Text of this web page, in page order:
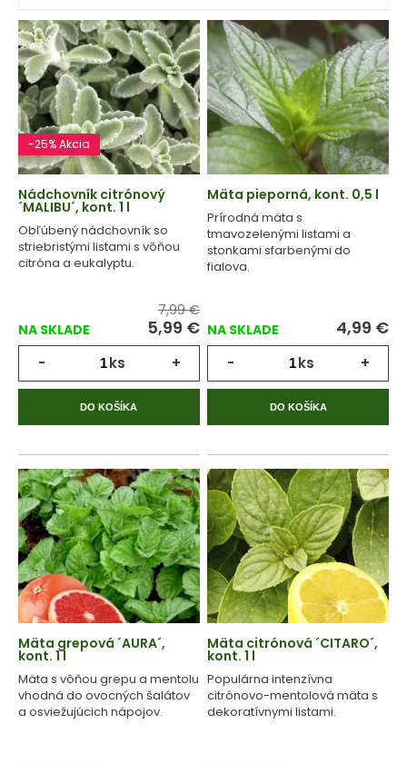
-25% Akcia
Nádchovník citrónový
´MALIBU´, kont. 1 l
Obľúbený nádchovník so
striebristými listami s vôňou
citróna a eukalyptu.
NA SKLADE
7,99 €
5,99 €
- ks +
DO KOŠÍKA
Mäta pieporná, kont. 0,5 l
Prírodná mäta s
tmavozelenými listami a
stonkami sfarbenými do
fialova.
NA SKLADE 4,99 €
- ks +
DO KOŠÍKA
Mäta grepová ´AURA´,
kont. 1 l
Mäta s vôňou grepu a mentolu
vhodná do ovocných šalátov
a osviežujúcich nápojov.
Mäta citrónová ´CITARO´,
kont. 1 l
Populárna intenzívna
citrónovo-mentolová mäta s
dekoratívnymi listami.